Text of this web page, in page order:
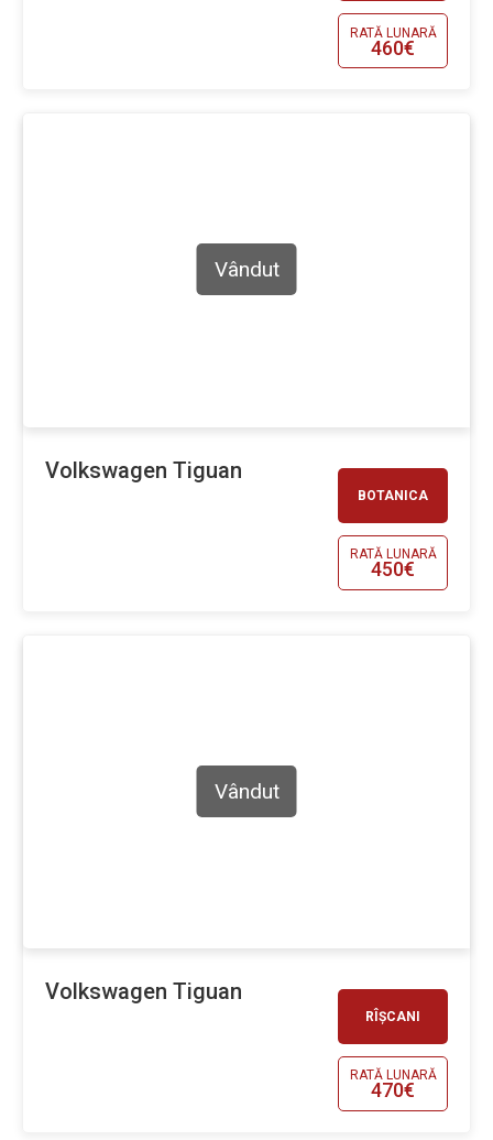
RATĂ LUNARĂ
460€
BOTANICA
RATĂ LUNARĂ
450€
Vândut
Volkswagen Tiguan
RÎȘCANI
RATĂ LUNARĂ
470€
Vândut
Volkswagen Tiguan